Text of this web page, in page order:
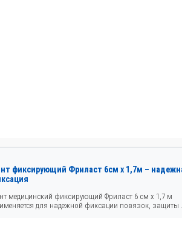
фиксирующий Фриласт 6см х 1,7м –
медицинский фиксирующий Фриласт 6 см x 1,7 м
для надежной фиксации повязок, защиты